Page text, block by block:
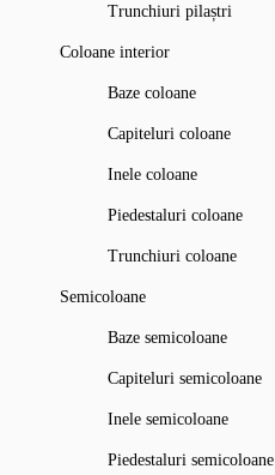
Trunchiuri pilaștri
Coloane interior
Baze coloane
Capiteluri coloane
Inele coloane
Piedestaluri coloane
Trunchiuri coloane
Semicoloane
Baze semicoloane
Capiteluri semicoloane
Inele semicoloane
Piedestaluri semicoloane